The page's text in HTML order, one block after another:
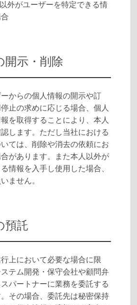
外がユーザーを特定できる情
開示・削除
からの個人情報の開示や訂
止の求めに応じる場合、個人
を取得することにより、本人
します。ただし当社における
ては、削除や消去の依頼にお
があります。また本人以外が
情報を入手し使用した場合、
ません。
預託
上において必要な場合に限
テム開発・保守会社や顧問弁
パートナーに業務を委託する
その場合、委託先は秘密保持